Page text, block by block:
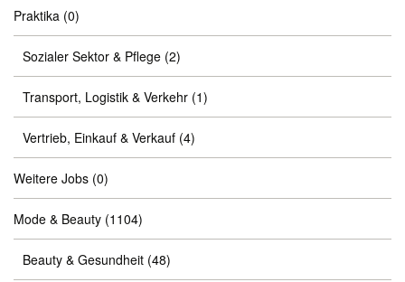
Praktika (0)
Sozialer Sektor & Pflege (2)
Transport, Logistik & Verkehr (1)
Vertrieb, Einkauf & Verkauf (4)
Weitere Jobs (0)
Mode & Beauty (1104)
Beauty & Gesundheit (48)